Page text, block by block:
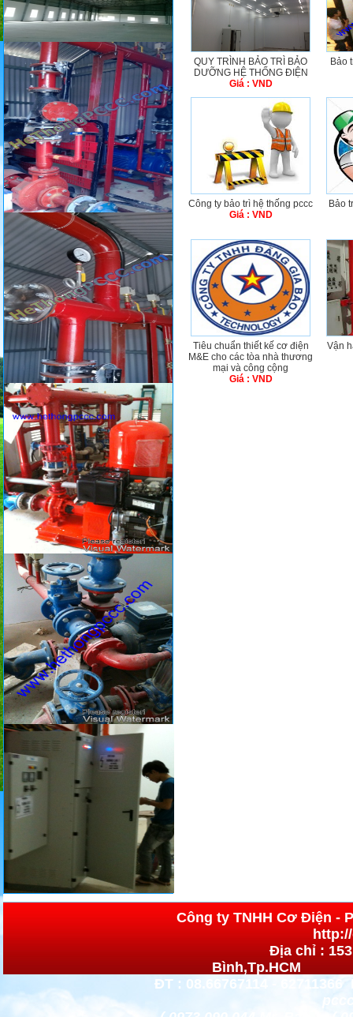
QUY TRÌNH BẢO TRÌ BẢO
DƯỠNG HỆ THỐNG ĐIỆN
Giá : VND
Bảo
Công ty bảo trì hệ thống pccc
Giá : VND
Bảo
Tiêu chuẩn thiết kế cơ điện
M&E cho các tòa nhà thương
mại và công cộng
Giá : VND
Vận
Công ty TNHH Cơ
Địa chỉ :
Bình,Tp.HCM
ĐT : 08.66767114 - 62711366